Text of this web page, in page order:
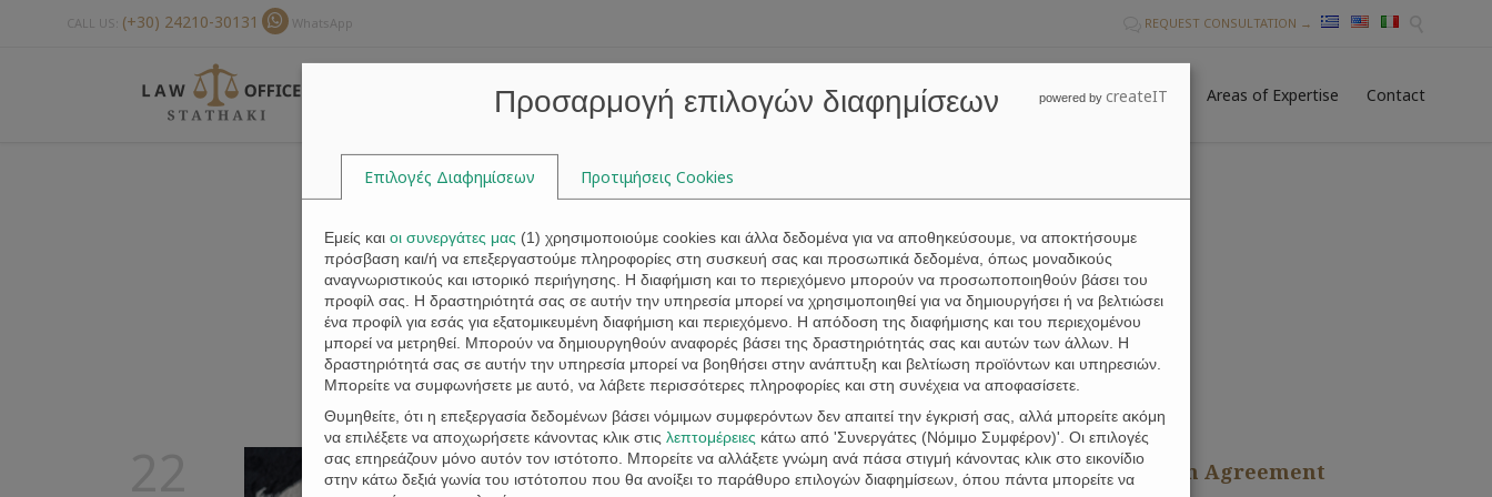
CALL US: (+30) 24210-30131 WhatsApp REQUEST CONSULTATION →
Home About Attorneys Property Law Golden Visa Digital Nomad Visa News Areas of Expertise Contact
Tag:tourism
Digital Nomad Visa: Greek Tourism Ministry & Visa Reach Agreement
Προσαρμογή επιλογών διαφημίσεων
Επιλογές Διαφημίσεων Προτιμήσεις Cookies
Εμείς και οι συνεργάτες μας (1) χρησιμοποιούμε cookies και άλλα δεδομένα για να αποθηκεύσουμε, να αποκτήσουμε
πρόσβαση και/ή να επεξεργαστούμε πληροφορίες στη συσκευή σας και προσωπικά δεδομένα, όπως μοναδικούς
αναγνωριστικούς και ιστορικό περιήγησης. Η διαφήμιση και το περιεχόμενο μπορούν να προσωποποιηθούν βάσει του
προφίλ σας. Η δραστηριότητά σας σε αυτήν την υπηρεσία μπορεί να χρησιμοποιηθεί για να δημιουργήσει ή να βελτιώσει
ένα προφίλ για εσάς για εξατομικευμένη διαφήμιση και περιεχόμενο. Η απόδοση της διαφήμισης και του περιεχομένου
μπορεί να μετρηθεί. Μπορούν να δημιουργηθούν αναφορές βάσει της δραστηριότητάς σας και αυτών των άλλων. Η
δραστηριότητά σας σε αυτήν την υπηρεσία μπορεί να βοηθήσει στην ανάπτυξη και βελτίωση προϊόντων και υπηρεσιών.
Μπορείτε να συμφωνήσετε με αυτό, να λάβετε περισσότερες πληροφορίες και στη συνέχεια να αποφασίσετε.
Θυμηθείτε, ότι η επεξεργασία δεδομένων βάσει νόμιμων συμφερόντων δεν απαιτεί την έγκρισή σας, αλλά μπορείτε ακόμη
να επιλέξετε να αποχωρήσετε κάνοντας κλικ στις λεπτομέρειες κάτω από 'Συνεργάτες (Νόμιμο Συμφέρον)'. Οι επιλογές
σας επηρεάζουν μόνο αυτόν τον ιστότοπο. Μπορείτε να αλλάξετε γνώμη ανά πάσα στιγμή κάνοντας κλικ στο εικονίδιο
στην κάτω δεξιά γωνία του ιστότοπου που θα ανοίξει το παράθυρο επιλογών διαφημίσεων, όπου πάντα μπορείτε να
powered by createIT